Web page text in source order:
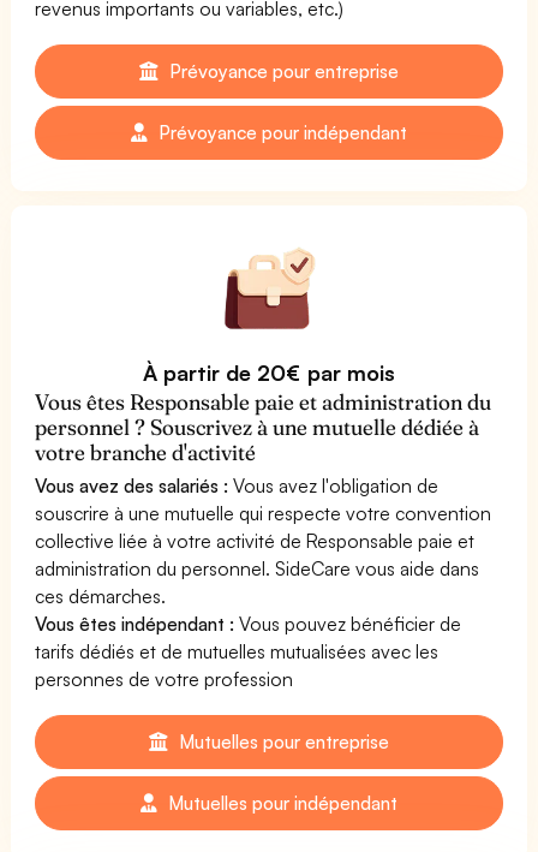
revenus importants ou variables, etc.)
Prévoyance pour entreprise
Prévoyance pour indépendant
À partir de 20€ par mois
Vous êtes Responsable paie et administration du
personnel ? Souscrivez à une mutuelle dédiée à
votre branche d'activité
Vous avez des salariés : Vous avez l'obligation de
souscrire à une mutuelle qui respecte votre convention
collective liée à votre activité de Responsable paie et
administration du personnel. SideCare vous aide dans
ces démarches.
Vous êtes indépendant : Vous pouvez bénéficier de
tarifs dédiés et de mutuelles mutualisées avec les
personnes de votre profession
Mutuelles pour entreprise
Mutuelles pour indépendant